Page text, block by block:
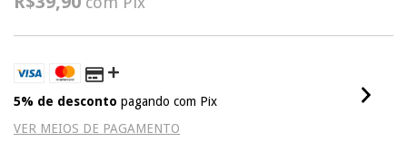
5% de desconto pagando com Pix
VER MEIOS DE PAGAMENTO